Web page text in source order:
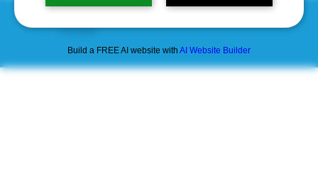
Build a FREE AI website with AI Website Builder